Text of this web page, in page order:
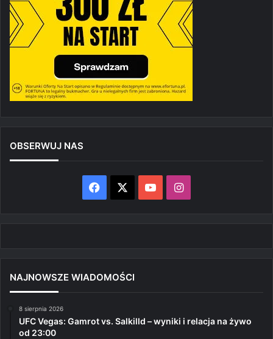
OBSERWUJ NAS
Facebook YouTubeInstagram
NAJNOWSZE WIADOMOŚCI
8 sierpnia 2026
UFC Vegas: Gamrot vs. Salkilld – wyniki i relacja na żywo
od 23:00